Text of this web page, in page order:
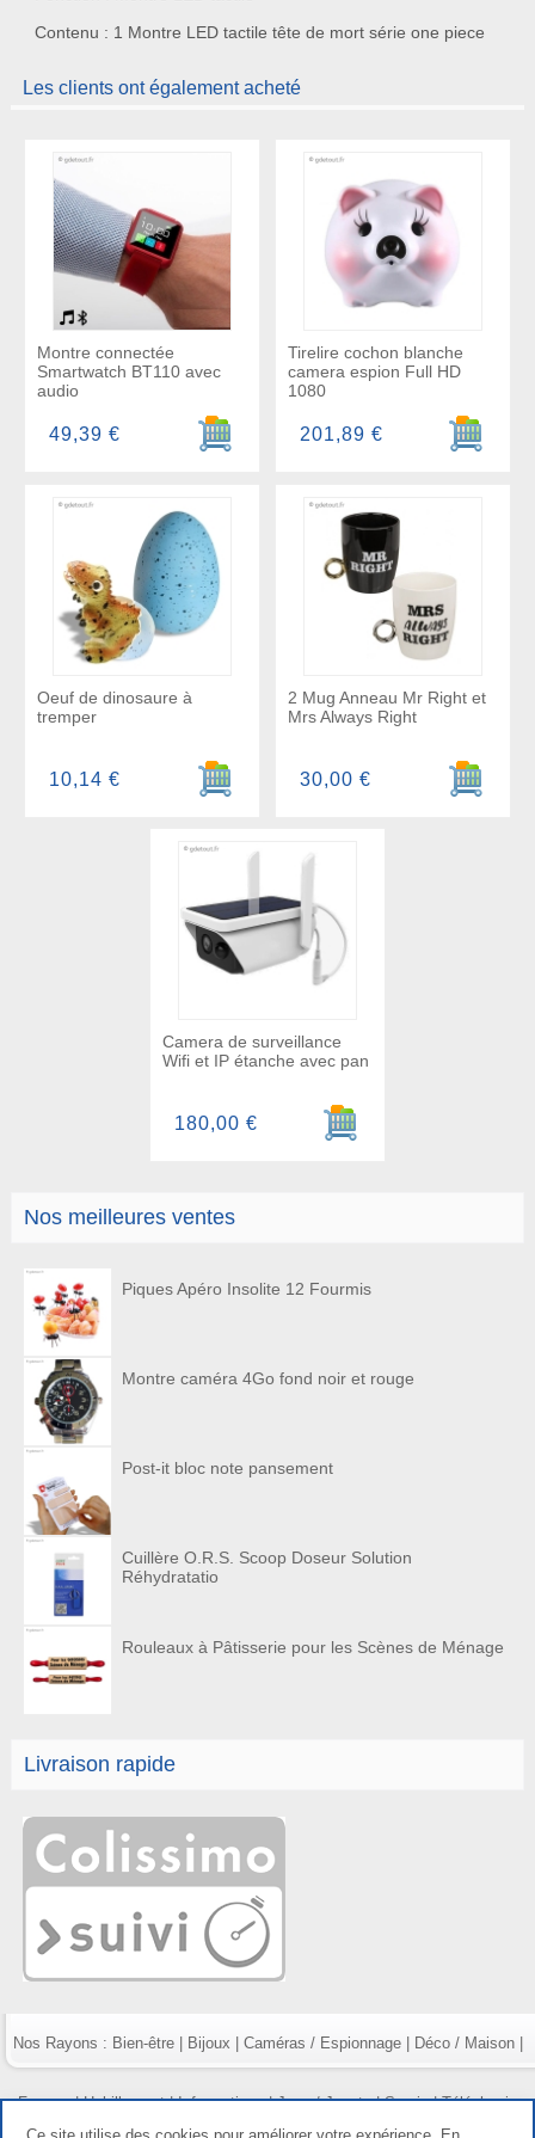
Nos meilleures ventes
Piques Apéro Insolite 12 Fourmis
Montre caméra 4Go fond noir et rouge
Post-it bloc note pansement
Cuillère O.R.S. Scoop Doseur Solution
Réhydratatio
Rouleaux à Pâtisserie pour les Scènes de Ménage
Livraison rapide
Contenu : 1 Montre LED tactile tête de mort série one piece
Les clients ont également acheté
Montre connectée
Smartwatch BT110 avec
audio
Ajouter au panier
49,39 €
Tirelire cochon blanche
camera espion Full HD
1080
Ajouter
201,89 €
Oeuf de dinosaure à
tremper
Ajouter au panier
10,14 €
2 Mug Anneau Mr Right et
Mrs Always Right
Ajouter
30,00 €
Camera de surveillance
Wifi et IP étanche avec pan
Ajouter au panier
180,00 €
Nos Rayons : Bien-être| Bijoux Caméras / Espionnage| Déco / Maison|
Fumeur|Habillement|Informatique|Jeux / Jouets|Survie|Téléphonie